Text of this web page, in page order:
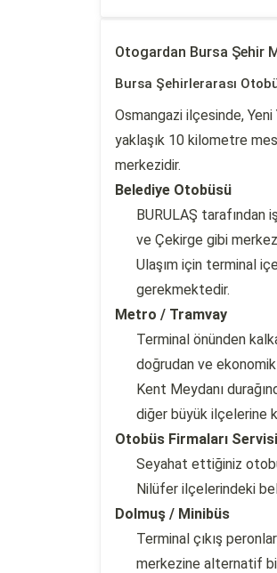
Otogardan Bursa Şehir
Bursa Şehirlerarası
Osmangazi ilçesinde,
yaklaşık 10 kilometre
merkezidir.
Belediye Otobüsü
BURULAŞ tarafından
ve Çekirge gibi
Ulaşım için terminal
gerekmektedir.
Metro / Tramvay
Terminal önünden
doğrudan ve
Kent Meydanı
diğer büyük ilçelerine
Otobüs Firmaları Servisi
Seyahat ettiğiniz
Nilüfer ilçelerindeki
Dolmuş / Minibüs
Terminal çıkış
merkezine alternatif